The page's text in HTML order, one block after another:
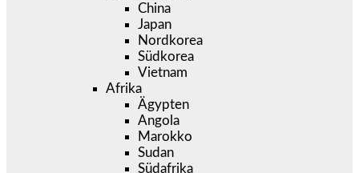
China
Japan
Nordkorea
Südkorea
Vietnam
Afrika
Ägypten
Angola
Marokko
Sudan
Südafrika